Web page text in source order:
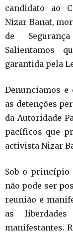
candidato ao
Nizar Banat,
de
Salientamos
garantida pela
Denunciamos e
as detenções
da Autoridade
pacíficos que
activista Nizar
Sob o princípio
não pode ser
reunião e
as
manifestantes.